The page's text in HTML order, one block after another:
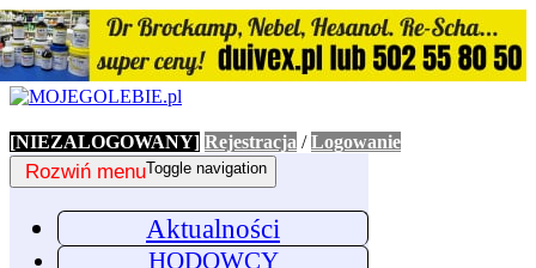
[NIEZALOGOWANY] Rejestracja /Logowanie
Toggle navigation
Rozwiń menu
Aktualności
HODOWCY